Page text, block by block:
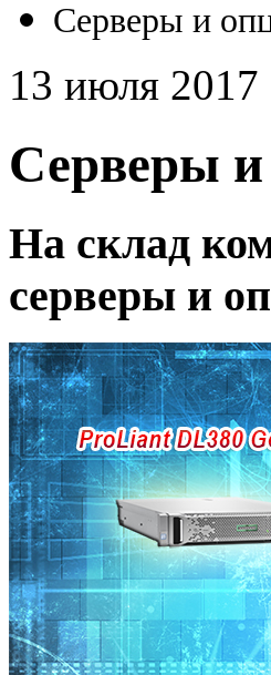
Серверы и
13 июля 2017
Серверы
На склад
серверы и